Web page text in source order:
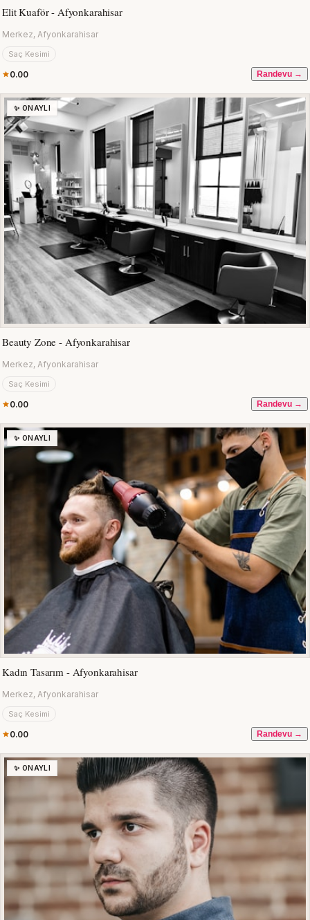
Elit Kuaför - Afyonkarahisar
Merkez, Afyonkarahisar
Saç Kesimi
0.00 Randevu →
✨ ONAYLI
Beauty Zone - Afyonkarahisar
Merkez, Afyonkarahisar
Saç Kesimi
0.00 Randevu →
✨ ONAYLI
Kadın Tasarım - Afyonkarahisar
Merkez, Afyonkarahisar
Saç Kesimi
0.00 Randevu →
✨ ONAYLI